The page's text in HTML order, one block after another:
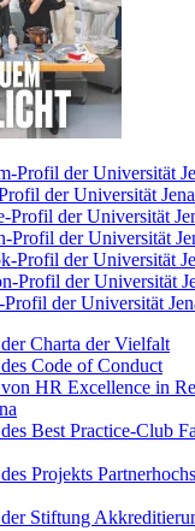
Profil der Universität
der Universität Jena
Profil der Universität
Profil der Universität
Profil der Universität
Profil der Universität
der Universität
Charta der Vielfalt
Code of Conduct
HR Excellence in
Best Practice-Club
Projekts
Stiftung